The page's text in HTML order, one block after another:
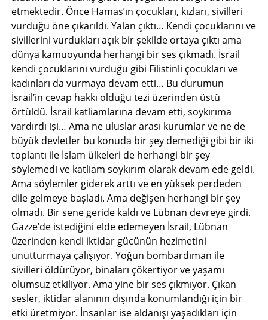
etmektedir. Önce Hamas’ın çocukları, kızları, sivilleri
vurduğu öne çıkarıldı. Yalan çıktı… Kendi çocuklarını ve
sivillerini vurdukları açık bir şekilde ortaya çıktı ama
dünya kamuoyunda herhangi bir ses çıkmadı. İsrail
kendi çocuklarını vurduğu gibi Filistinli çocukları ve
kadınları da vurmaya devam etti… Bu durumun
İsrail’in cevap hakkı olduğu tezi üzerinden üstü
örtüldü. İsrail katliamlarına devam etti, soykırıma
vardırdı işi… Ama ne uluslar arası kurumlar ve ne de
büyük devletler bu konuda bir şey demediği gibi bir iki
toplantı ile İslam ülkeleri de herhangi bir şey
söylemedi ve katliam soykırım olarak devam ede geldi.
Ama söylemler giderek arttı ve en yüksek perdeden
dile gelmeye başladı. Ama değişen herhangi bir şey
olmadı. Bir sene geride kaldı ve Lübnan devreye girdi.
Gazze’de istediğini elde edemeyen İsrail, Lübnan
üzerinden kendi iktidar gücünün hezimetini
unutturmaya çalışıyor. Yoğun bombardıman ile
sivilleri öldürüyor, binaları çökertiyor ve yaşamı
olumsuz etkiliyor. Ama yine bir ses çıkmıyor. Çıkan
sesler, iktidar alanının dışında konumlandığı için bir
etki üretmiyor. İnsanlar ise aldanışı yaşadıkları için